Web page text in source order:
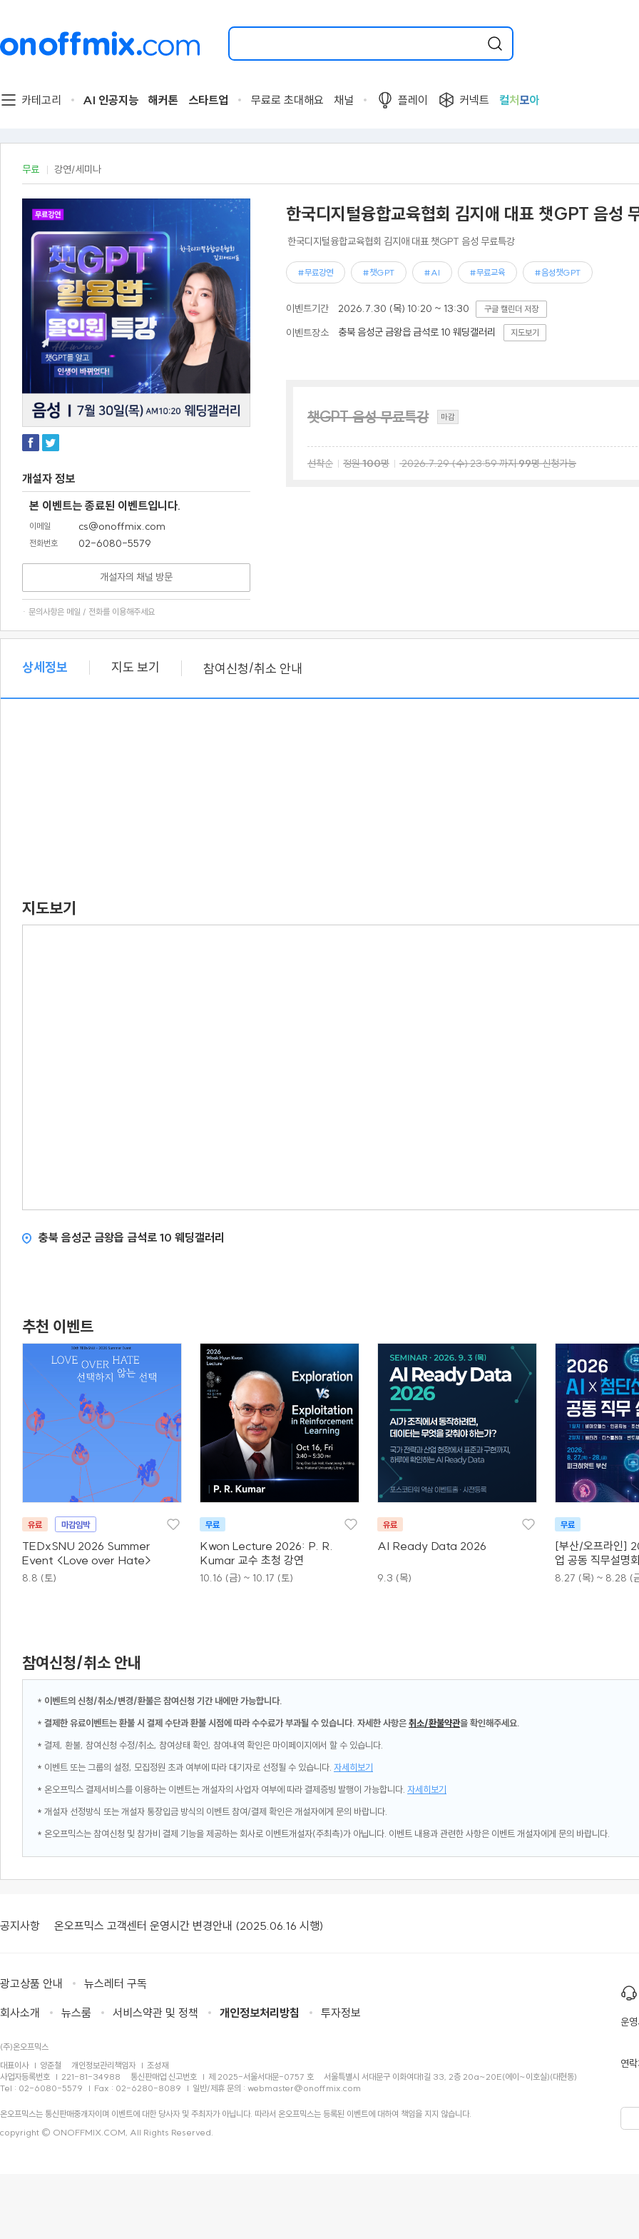
검
할
해
요.
카테고리 AI 인공지능 해커톤 스타트업 무료로 초대해요 채널 플레이 커넥트 컬처 모아
무료 강연/세미나
개설자 정보
본 이벤트는 종료된 이벤트입니다.
이메일 cs@onoffmix.com
전화번호 02-6080-5579
개설자의 채널 방문
· 문의사항은 메일 / 전화를 이용해주세요
한국디지털융합교육협회 김지애 대표 챗GPT 음성
한국디지털융합교육협회 김지애 대표 챗GPT 음성 무료특강
#무료강연 #챗GPT #AI #무료교육 #음성챗GPT
이벤트기간 2026.7.30 (목) 10:20 ~ 13:30 구글 캘린더 저장
이벤트장소 충북 음성군 금왕읍 금석로 10 웨딩갤러리 지도보기
챗GPT 음성 무료특강 마감
선착순 정원100명 2026.7.29(수)23:59까지99명 신청가능
상세정보 지도 보기 참여신청/취소 안내
지도보기
충북 음성군 금왕읍 금석로 10 웨딩갤러리
추천 이벤트
유료 마감임박
TEDxSNU 2026 Summer
Event <Love over Hate>
8.8 (토)
무료
Kwon Lecture 2026: P. R.
Kumar 교수 초청 강연
10.16 (금) ~ 10.17 (토)
유료
AI Ready Data 2026
9.3 (목)
무료
[부산/오프라인]
업 공동 직무설명
8.27 (목) ~ 8.28 (
참여신청/취소 안내
* 이벤트의 신청/취소/변경/환불은 참여신청 기간 내에만 가능합니다.
* 결제한 유료이벤트는 환불 시 결제 수단과 환불 시점에 따라 수수료가 부과될 수 있습니다. 자세한 사항은취소/환불약관을 확인해주세요.
* 결제, 환불, 참여신청 수정/취소, 참여상태 확인, 참여내역 확인은 마이페이지에서 할 수 있습니다.
* 이벤트 또는 그룹의 설정, 모집정원 초과 여부에 따라 대기자로 선정될 수 있습니다. 자세히보기
* 온오프믹스 결제서비스를 이용하는 이벤트는 개설자의 사업자 여부에 따라 결제증빙 발행이 가능합니다. 자세히보기
* 개설자 선정방식 또는 개설자 통장입금 방식의 이벤트 참여/결제 확인은 개설자에게 문의 바랍니다.
* 온오프믹스는 참여신청 및 참가비 결제 기능을 제공하는 회사로 이벤트개설자(주최측)가 아닙니다. 이벤트 내용과 관련한 사항은 이벤트 개설자에게 문의 바랍니다.
공지사항 온오프믹스 고객센터 운영시간 변경안내 (2025.06.16 시행)
광고상품 안내 뉴스레터 구독
회사소개 뉴스룸 서비스약관 및 정책 개인정보처리방침 투자정보
(주)온오프믹스
대표이사
양준철 개인정보관리책임자
조성재
사업자등록번호
221-81-34988 통신판매업 신고번호 제 2025-서울서대문-0757 호
서울특별시 서대문구 이화여대1길 33, 2층 20a~20E(에이~이호실)(대현동)
Tel : 02-6080-5579
Fax : 02-6280-8089 일반/제휴 문의 : webmaster@onoffmix.com
온오프믹스는 통신판매중개자이며 이벤트에 대한 당사자 및 주최자가 아닙니다. 따라서 온오프믹스는 등록된 이벤트에 대하여 책임을 지지 않습니다.
copyright © ONOFFMIX.COM, All Rights Reserved.
운
연